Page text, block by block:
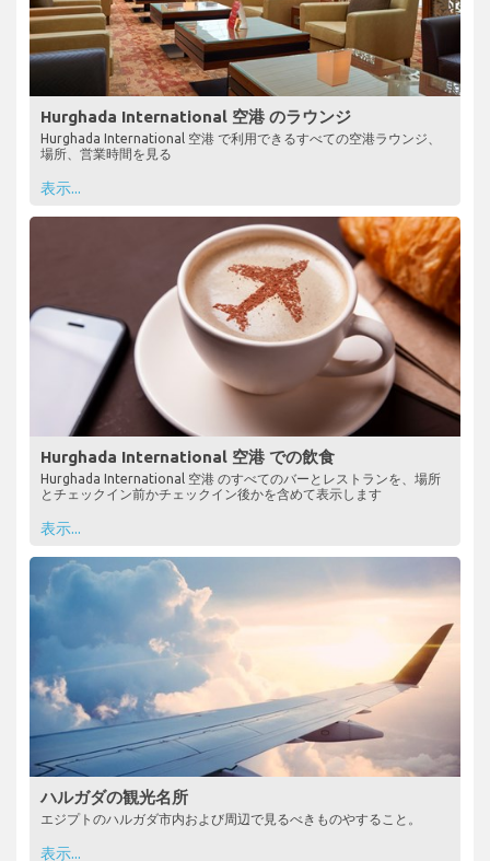
Hurghada International 空港 のラウンジ
Hurghada International 空港 で利用できるすべての空港ラウンジ、
場所、営業時間を見る
表示...
Hurghada International 空港 での飲食
Hurghada International 空港 のすべてのバーとレストランを、場所
とチェックイン前かチェックイン後かを含めて表示します
表示...
ハルガダの観光名所
エジプトのハルガダ市内および周辺で見るべきものやすること。
表示...